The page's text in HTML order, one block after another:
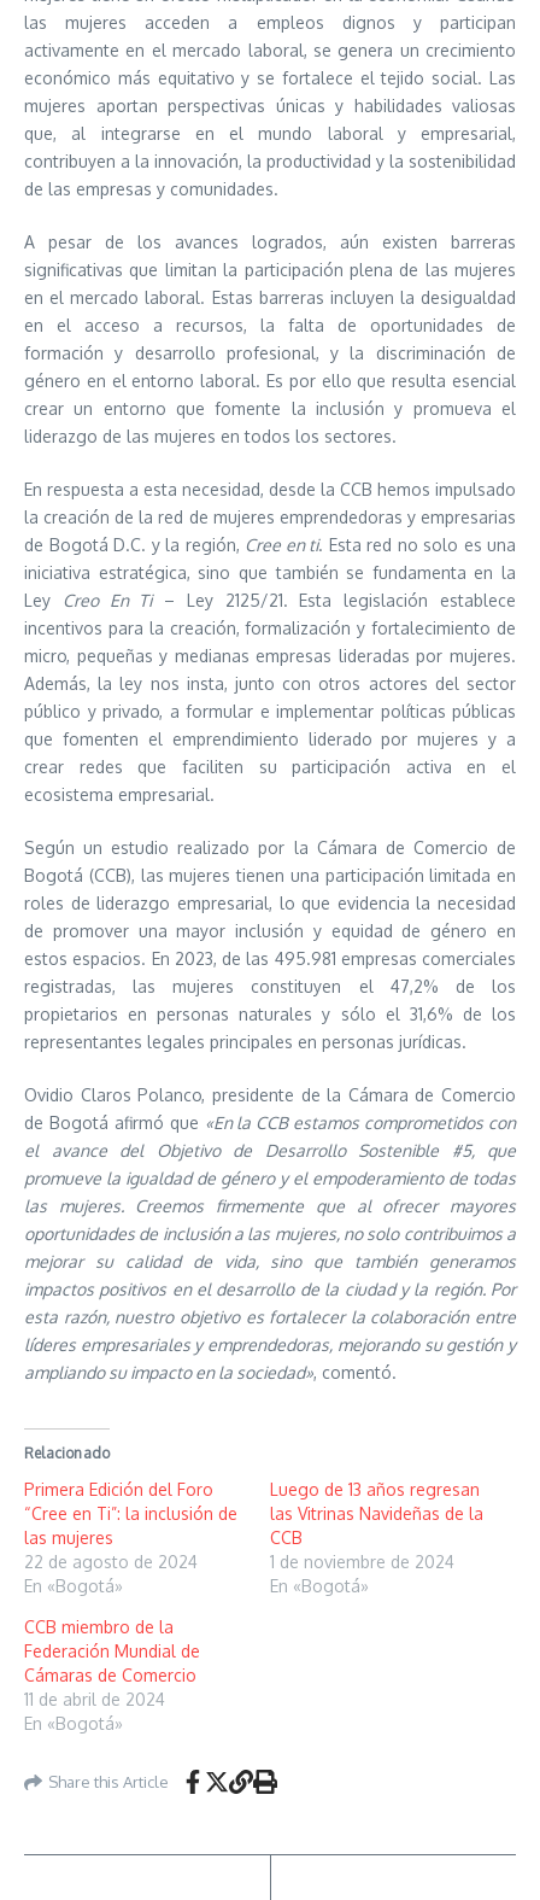
las mujeres acceden a empleos dignos y participan
activamente en el mercado laboral, se genera un crecimiento
económico más equitativo y se fortalece el tejido social. Las
mujeres aportan perspectivas únicas y habilidades valiosas
que, al integrarse en el mundo laboral y empresarial,
contribuyen a la innovación, la productividad y la sostenibilidad
de las empresas y comunidades.
A pesar de los avances logrados, aún existen barreras
significativas que limitan la participación plena de las mujeres
en el mercado laboral. Estas barreras incluyen la desigualdad
en el acceso a recursos, la falta de oportunidades de
formación y desarrollo profesional, y la discriminación de
género en el entorno laboral. Es por ello que resulta esencial
crear un entorno que fomente la inclusión y promueva el
liderazgo de las mujeres en todos los sectores.
En respuesta a esta necesidad, desde la CCB hemos impulsado
la creación de la red de mujeres emprendedoras y empresarias
de Bogotá D.C. y la región, Cree en ti. Esta red no solo es una
iniciativa estratégica, sino que también se fundamenta en la
Ley Creo En Ti– Ley 2125/21. Esta legislación establece
incentivos para la creación, formalización y fortalecimiento de
micro, pequeñas y medianas empresas lideradas por mujeres.
Además, la ley nos insta, junto con otros actores del sector
público y privado, a formular e implementar políticas públicas
que fomenten el emprendimiento liderado por mujeres y a
crear redes que faciliten su participación activa en el
ecosistema empresarial.
Según un estudio realizado por la Cámara de Comercio de
Bogotá (CCB), las mujeres tienen una participación limitada en
roles de liderazgo empresarial, lo que evidencia la necesidad
de promover una mayor inclusión y equidad de género en
estos espacios. En 2023, de las 495.981 empresas comerciales
registradas, las mujeres constituyen el 47,2% de los
propietarios en personas naturales y sólo el 31,6% de los
representantes legales principales en personas jurídicas.
Ovidio Claros Polanco, presidente de la Cámara de Comercio
de Bogotá afirmó que «En la CCB estamos comprometidos con
el avance del Objetivo de Desarrollo Sostenible #5, que
promueve la igualdad de género y el empoderamiento de todas
las mujeres. Creemos firmemente que al ofrecer mayores
oportunidades de inclusión a las mujeres, no solo contribuimos a
mejorar su calidad de vida, sino que también generamos
impactos positivos en el desarrollo de la ciudad y la región. Por
esta razón, nuestro objetivo es fortalecer la colaboración entre
líderes empresariales y emprendedoras, mejorando su gestión y
ampliando su impacto en la sociedad», comentó.
Relacionado
Primera Edición del Foro
“Cree en Ti”: la inclusión de
las mujeres
22 de agosto de 2024
En «Bogotá»
Luego de 13 años regresan
las Vitrinas Navideñas de la
CCB
1 de noviembre de 2024
En «Bogotá»
CCB miembro de la
Federación Mundial de
Cámaras de Comercio
11 de abril de 2024
En «Bogotá»
Share this Article